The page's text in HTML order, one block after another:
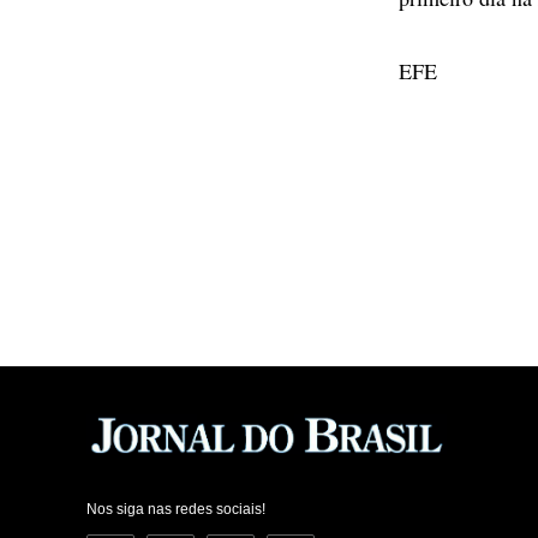
EFE
Nos siga nas redes sociais!